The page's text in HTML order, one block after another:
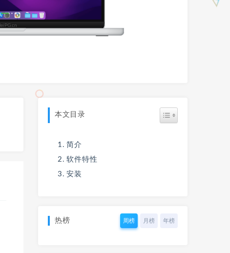
本文目录
简介
软件特性
安装
热榜 周榜 月榜 年榜